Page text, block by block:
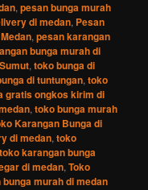
,pesan bunga murah
di medan, Pesan
,pesan karangan
bunga murah di
Sumut,toko bunga di
di tuntungan,toko
gratis ongkos kirim di
,toko bunga murah
Karangan Bunga di
di medan,toko
toko karangan bunga
di medan,Toko
murah di medan